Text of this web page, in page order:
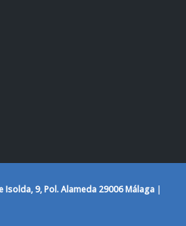
Isolda, 9, Pol. Alameda 29006 Málaga